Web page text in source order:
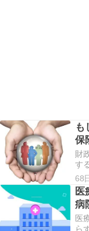
も
保
産
し
財
す
実
ら
ら
か
険
68
医
病
商
医
ら